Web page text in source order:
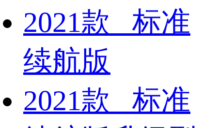
2021款 标准
续航版
2021款 标准